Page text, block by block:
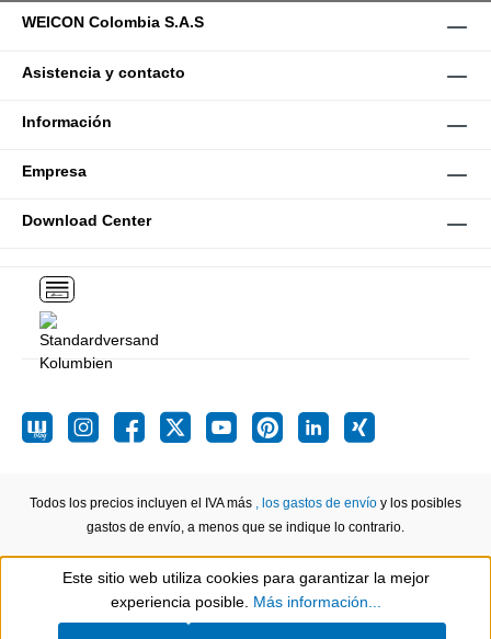
WEICON Colombia S.A.S
Asistencia y contacto
Información
Empresa
Download Center
Todos los precios incluyen el IVA más , los gastos de envío y los posibles
gastos de envío, a menos que se indique lo contrario.
Show toolbar
Este sitio web utiliza cookies para garantizar la mejor
experiencia posible. Más información...